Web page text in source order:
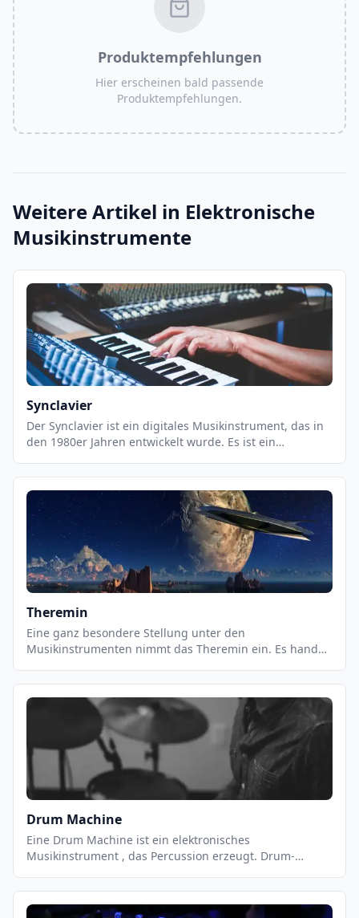
Produktempfehlungen
Hier erscheinen bald passende
Produktempfehlungen.
Weitere Artikel in Elektronische
Musikinstrumente
Synclavier
Der Synclavier ist ein digitales Musikinstrument, das in
den 1980er Jahren entwickelt wurde. Es ist ein
auch als Sampler verwendet werden kann. Es verfügt
über eine Vielzahl von Klangfarben, die es dem Musiker
ermöglichen, eine breite Palette von Klängen zu
erzeugen. Der Synclavier ist auch mit einer Reihe von
Effekten ausgestattet, die es dem Musiker ermöglichen,
seine Musik noch kreativer zu gestalten.
Theremin
Eine ganz besondere Stellung unter den
Musikinstrumenten nimmt das Theremin ein. Es handelt
Berührung gespielt wird . Das bedeutet, der Spieler
erzeugt Klänge auf dem Instrument, oder dabei einen
Teil davon zu berühren. Wie das geht, möchten wir
Ihnen im Folgenden etwas näher vorstellen.
Drum Machine
Eine Drum Machine ist ein elektronisches
Musikinstrument , das Percussion erzeugt. Drum-
Instrumente nachahmen, aber auch einzigartige
Sounds erzeugen. Moderne Drumcomputer